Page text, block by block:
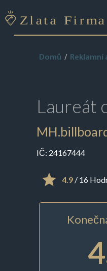
Domů Reklamní
Laureát
IČ: 24167444
4.9/ 16